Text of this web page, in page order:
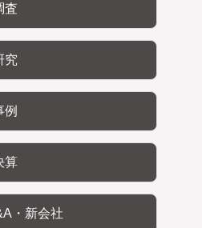
査
究
例
算
・新会社